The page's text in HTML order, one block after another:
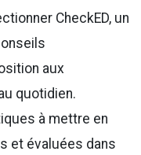
CheckED, un
aux
quotidien.
à mettre en
et évaluées dans